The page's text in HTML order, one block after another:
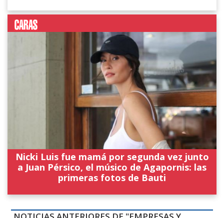
Nicki Luis fue mamá por segunda vez junto
a Juan Pérsico, el músico de Agapornis: las
primeras fotos de Bauti